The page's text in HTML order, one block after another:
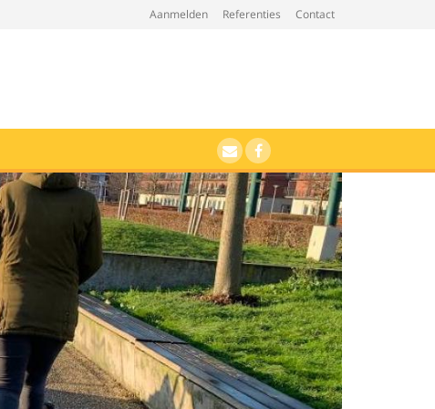
Grumpie, net even
anders...
E-mailFacebook
Aanmelden Referenties Contact